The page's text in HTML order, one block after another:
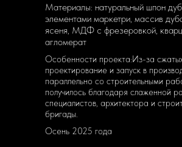
Материалы: натуральный шпон
элементами маркетри, массив
ясеня, МДФ с фрезеровкой,
агломерат
Осень 2025 года
Особенности проекта:Из-за
проектирование и запуск в
параллельно со строительными
получилось благодаря слаженной
специалистов, архитектора и
бригады.